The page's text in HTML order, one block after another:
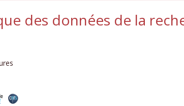
des données de la